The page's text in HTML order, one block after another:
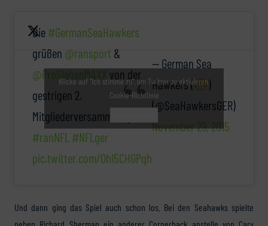
Die #GermanSeaHawkers
grüßen @ransport &
@ProSiebenMAXX von der
gestrigen 2.
Mitgliederversammlung!
#ranNFL #NFLger
pic.twitter.com/0hl5CHGPqh
— German Sea
Hawkers (
)
(@SeaHawkersGER)
November 29, 2015
Klicke auf "Ich stimme zu", um Twitter zu aktivieren
Cookie-Richtlinie
Und dann ging das Spiel auch schon los. Bei den Seahawks spielte
neben Richard Sherman ein anderer Cornerback anstelle von Cary